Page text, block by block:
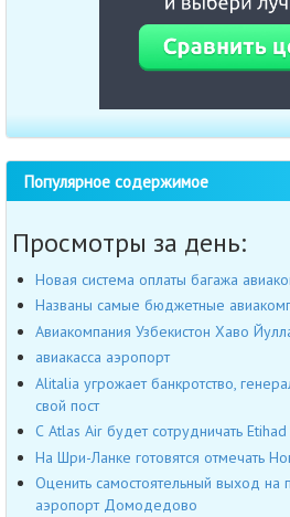
Популярное содержимое
Просмотры за день:
Новая система оплаты багажа
Названы самые бюджетные
Авиакомпания Узбекистон Хаво
авиакасса аэропорт
Alitalia угрожает банкротство,
свой пост
С Atlas Air будет сотрудничать
На Шри-Ланке готовятся отмечать
Оценить самостоятельный выход на
аэропорт Домодедово